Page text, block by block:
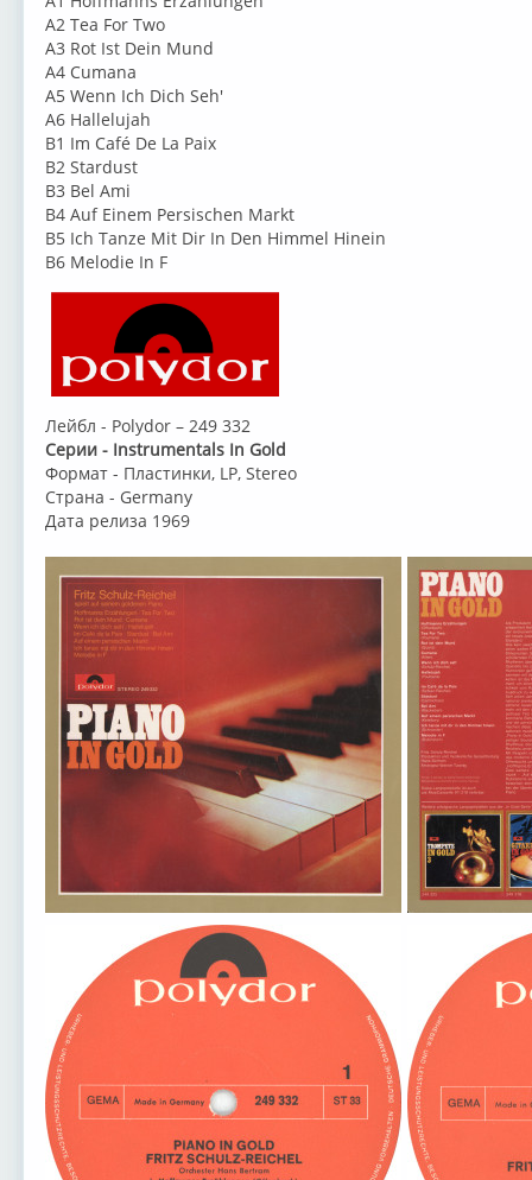
A2 Tea For Two
A3 Rot Ist Dein Mund
A4 Cumana
A5 Wenn Ich Dich Seh'
A6 Hallelujah
B1 Im Café De La Paix
B2 Stardust
B3 Bel Ami
B4 Auf Einem Persischen Markt
B5 Ich Tanze Mit Dir In Den Himmel Hinein
B6 Melodie In F
Лейбл - Polydor – 249 332
Серии - Instrumentals In Gold
Формат - Пластинки, LP, Stereo
Страна - Germany
Дата релиза 1969